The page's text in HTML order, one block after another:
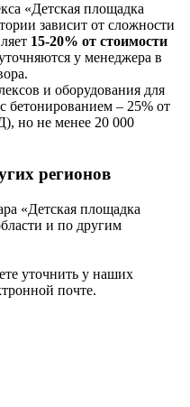
«Детская площадка
зависит от сложности
15-20% от стоимости
у менеджера в
и оборудования для
бетонированием – 25% от
но не менее 20 000
регионов
«Детская площадка
и по другим
уточнить у наших
почте.